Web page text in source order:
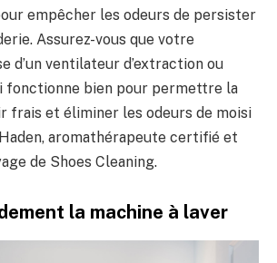
empêcher les odeurs de persister
Assurez-vous que votre
d’un ventilateur d’extraction ou
fonctionne bien pour permettre la
frais et éliminer les odeurs de moisi
aromathérapeute certifié et
de Shoes Cleaning.
la machine à laver